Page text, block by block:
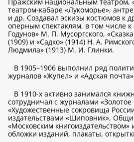
театром-кабаре «Лукоморье»,
и др. Создавал эскизы костюмов к
оперным спектаклям, в том числе
Годунов» М. П. Мусоргского,
(1909) и «Садко» (1914) Н. А.
Людмила» (1913) М. И. Глинки.
В 1905–1906 выполнил ряд
журналов «Жупел» и «Адская
В 1910-х активно занимался
сотрудничал с журналами «Золотое
«Художественные сокровища
издательствами «Шиповник»,
«Московским
обложки изданий, плакаты,